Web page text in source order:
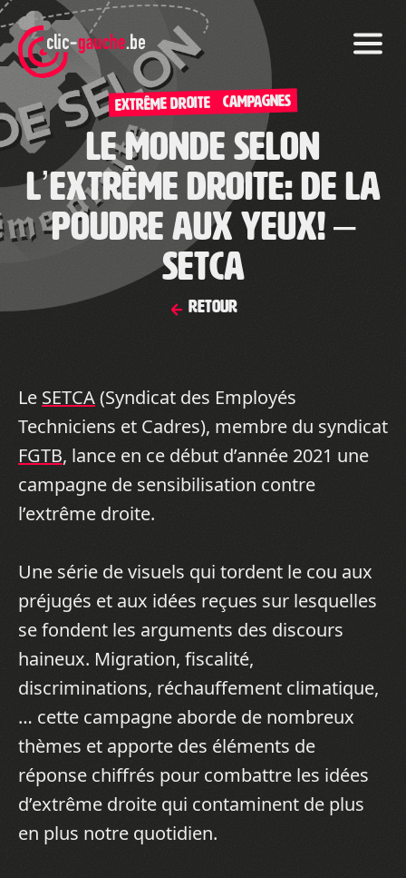
Skip
to
the
content
Extrême droite CAMPAGNES
Le monde selon
l’extrême droite: de la
poudre aux yeux! –
SETCA
Retour
Le SETCA(Syndicat des Employés
Techniciens et Cadres), membre du syndicat
FGTB, lance en ce début d’année 2021 une
campagne de sensibilisation contre
l’extrême droite.
Une série de visuels qui tordent le cou aux
préjugés et aux idées reçues sur lesquelles
se fondent les arguments des discours
haineux. Migration, fiscalité,
discriminations, réchauffement climatique,
… cette campagne aborde de nombreux
thèmes et apporte des éléments de
réponse chiffrés pour combattre les idées
d’extrême droite qui contaminent de plus
en plus notre quotidien.